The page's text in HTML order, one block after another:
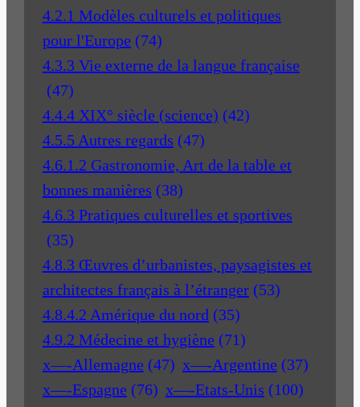
4.2.1 Modèles culturels et politiques
pour l'Europe (74)
4.3.3 Vie externe de la langue française
(47)
4.4.4 XIX° siècle (science) (42)
4.5.5 Autres regards (47)
4.6.1.2 Gastronomie, Art de la table et
bonnes manières (38)
4.6.3 Pratiques culturelles et sportives
(35)
4.8.3 Œuvres d’urbanistes, paysagistes et
architectes français à l’étranger (53)
4.8.4.2 Amérique du nord (35)
4.9.2 Médecine et hygiène (71)
x—-Allemagne (47) x—-Argentine (37)
x—-Espagne (76) x—-Etats-Unis (100)